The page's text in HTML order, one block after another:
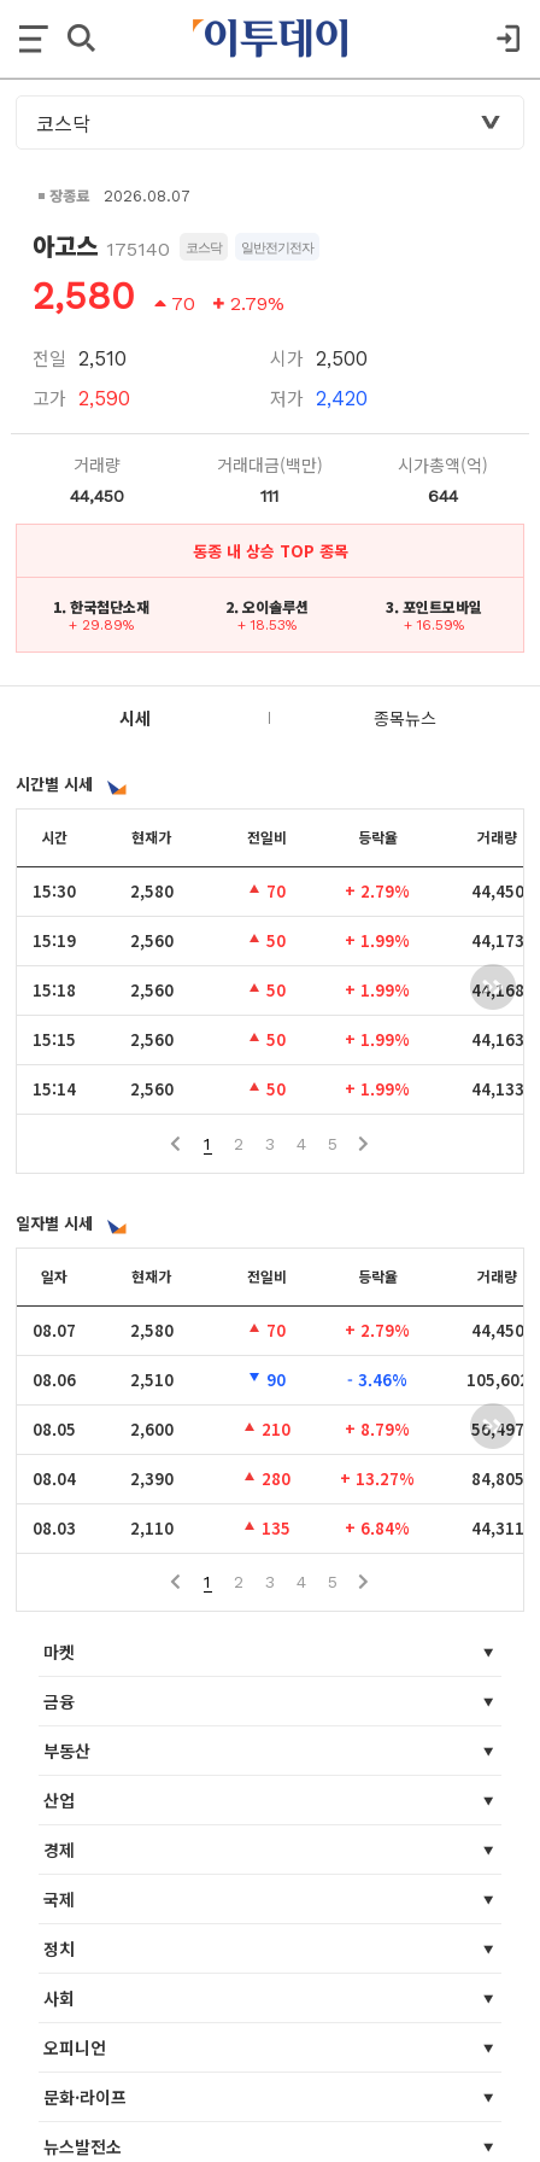
장종료 2026.08.07
아고스 175140 코스닥 일반전기전자
2,580 70 2.79%
전일 2,510
고가 2,590
시가 2,500
저가 2,420
거래량
44,450
거래대금(백만)
111
시가총액(억)
644
동종 내 상승 TOP 종목
1. 한국첨단소재
+ 29.89%
2. 오이솔루션
+ 18.53%
3. 포인트모바일
+ 16.59%
시세 종목뉴스
시간별 시세
시간
15:30
15:19
15:18
15:15
15:14
시간 현재가 전일비 등락율 거래량
15:30 2,580 70 + 2.79% 44,450
15:19 2,560 50 + 1.99% 44,173
15:18 2,560 50 + 1.99% 44,168
15:15 2,560 50 + 1.99% 44,163
15:14 2,560 50 + 1.99% 44,133
1 2 3 4 5
일자별 시세
일자
08.07
08.06
08.05
08.04
08.03
일자 현재가 전일비 등락율 거래량
08.07 2,580 70 + 2.79% 44,450
08.06 2,510 90 - 3.46% 105,602
08.05 2,600 210 + 8.79% 56,497
08.04 2,390 280 + 13.27% 84,805
08.03 2,110 135 + 6.84% 44,311
1 2 3 4 5
마켓
금융
부동산
산업
경제
국제
정치
사회
오피니언
문화·라이프
뉴스발전소